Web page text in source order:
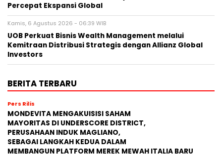
Percepat Ekspansi Global
Kamis, 6 Agustus 2026 - 06:39 WIB
UOB Perkuat Bisnis Wealth Management melalui
Kemitraan Distribusi Strategis dengan Allianz Global
Investors
BERITA TERBARU
Pers Rilis
MONDEVITA MENGAKUISISI SAHAM
MAYORITAS DI UNDERSCORE DISTRICT,
PERUSAHAAN INDUK MAGLIANO,
SEBAGAI LANGKAH KEDUA DALAM
MEMBANGUN PLATFORM MEREK MEWAH ITALIA BARU